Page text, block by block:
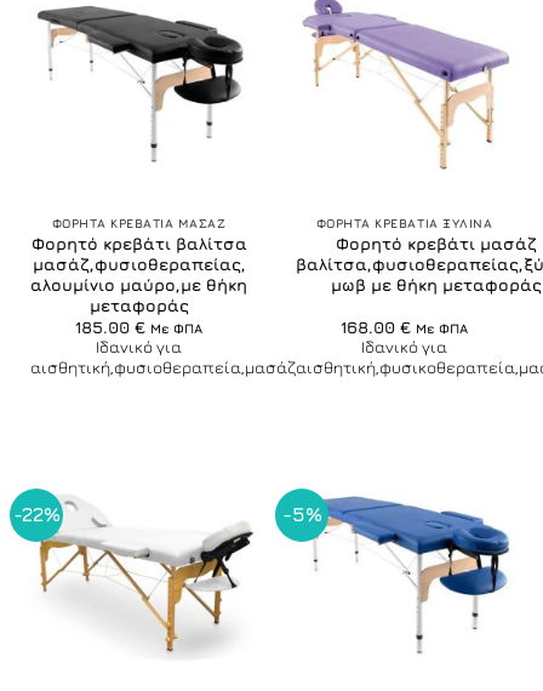
ΦΟΡΗΤΑ ΚΡΕΒΑΤΙΑ ΜΑΣΑΖ
Φορητό κρεβάτι βαλίτσα
μασάζ,φυσιοθεραπείας,
αλουμίνιο μαύρο,με θήκη
μεταφοράς
185.00 € Με ΦΠΑ
Ιδανικό για
αισθητική,φυσιοθεραπεία,μασάζ
ΦΟΡΗΤΑ ΚΡΕΒΑΤΙΑ ΞΥΛΙΝΑ
Φορητό κρεβάτι μασάζ
μωβ με θήκη μεταφοράς
168.00 € Με ΦΠΑ
Ιδανικό για
-22% -5%